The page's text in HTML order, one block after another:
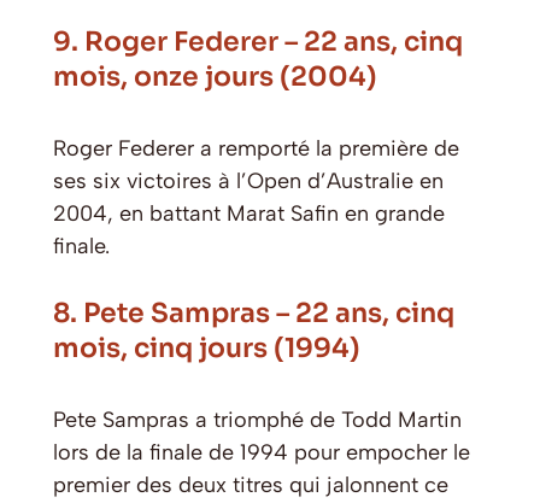
9. Roger Federer – 22 ans, cinq
mois, onze jours (2004)
Roger Federer a remporté la première de
ses six victoires à l’Open d’Australie en
2004, en battant Marat Safin en grande
finale.
8. Pete Sampras – 22 ans, cinq
mois, cinq jours (1994)
Pete Sampras a triomphé de Todd Martin
lors de la finale de 1994 pour empocher le
premier des deux titres qui jalonnent ce